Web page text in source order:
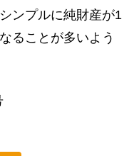
ンプルに純財産が1
ることが多いよう